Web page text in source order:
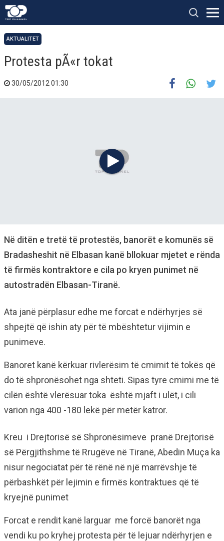
AKTUALITET
Protesta pÃ«r tokat
30/05/2012 01:30
Në ditën e tretë të protestës, banorët e komunës së
Bradasheshit në Elbasan kanë bllokuar mjetet e rënda
të firmës kontraktore e cila po kryen punimet në
autostradën Elbasan-Tiranë.
Ata janë përplasur edhe me forcat e ndërhyrjes së
shpejtë që ishin aty për të mbështetur vijimin e
punimeve.
Banoret kanë kërkuar rivlerësim të cmimit të tokës që
do të shpronësohet nga shteti. Sipas tyre cmimi me të
cilën është vlerësuar toka është mjaft i ulët, i cili
varion nga 400 -180 lekë për metër katror.
Kreu i Drejtorisë së Shpronësimeve pranë Drejtorisë
së Përgjithshme të Rrugëve në Tiranë, Abedin Muça ka
nisur negociatat për të rënë në një marrëvshje të
përbashkët për lejimin e firmës kontraktues që të
kryejnë punimet
Forcat e rendit kanë larguar me forcë banorët nga
vendi ku po kryhej protesta për të lejuar ndërhyrjen e